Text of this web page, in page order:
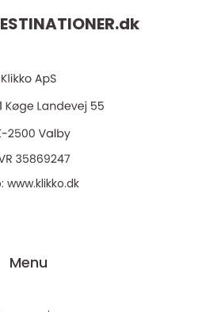
dk
www.klikko.dk
Menu